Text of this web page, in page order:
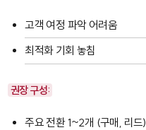
고객 여정 파악 어려움
최적화 기회 놓침
권장 구성:
주요 전환 1~2개 (구매, 리드)